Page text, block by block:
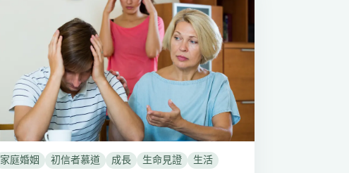
家庭婚姻 初信者慕道 成長 生命見證 生活